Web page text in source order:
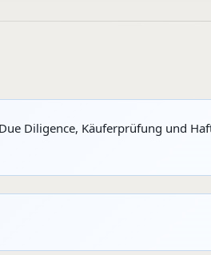
Diligence, Käuferprüfung und